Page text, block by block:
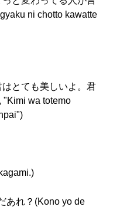
ni chotto kawatte
とても美しいよ。君
"Kimi wa totemo
あれ？(Kono yo de